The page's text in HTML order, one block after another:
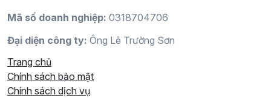
Mã số doanh nghiệp: 0318704706
Đại diện công ty: Ông Lê Trường Sơn
Trang chủ
Chính sách bảo mật
Chính sách dịch vụ